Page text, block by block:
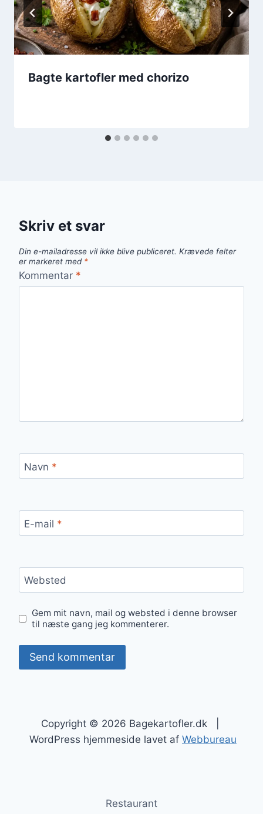
Bagte kartofler med chorizo
Skriv et svar
Din e-mailadresse vil ikke blive publiceret. Krævede felter
er markeret med *
Kommentar *
Navn *
E-mail *
Websted
Gem mit navn, mail og websted i denne browser
til næste gang jeg kommenterer.
Copyright © 2026 Bagekartofler.dk |
WordPress hjemmeside lavet af Webbureau
Restaurant